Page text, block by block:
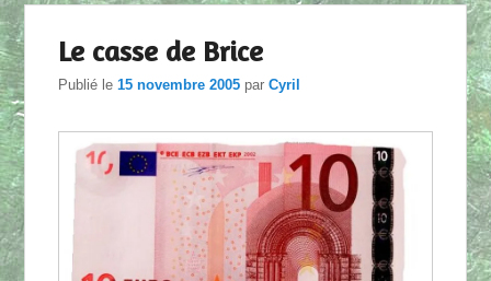
Le casse de Brice
Publié le15 novembre 2005 parCyril